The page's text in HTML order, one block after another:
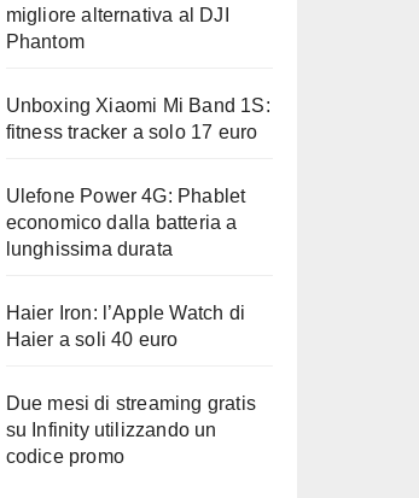
migliore alternativa al DJI
Phantom
Unboxing Xiaomi Mi Band 1S:
fitness tracker a solo 17 euro
Ulefone Power 4G: Phablet
economico dalla batteria a
lunghissima durata
Haier Iron: l’Apple Watch di
Haier a soli 40 euro
Due mesi di streaming gratis
su Infinity utilizzando un
codice promo